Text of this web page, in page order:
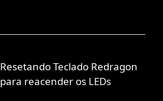
Resetando Teclado Redragon
para reacender os LEDs